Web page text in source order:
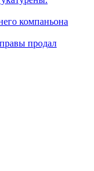
компаньона
продал